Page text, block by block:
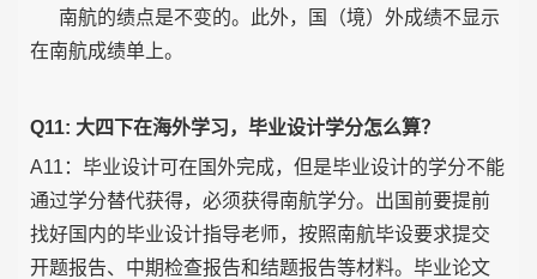
南航的绩点是不变的。此外，国（境）外成绩不显示
在南航成绩单上。
Q11: 大四下在海外学习，毕业设计学分怎么算？
A11：毕业设计可在国外完成，但是毕业设计的学分不能
通过学分替代获得，必须获得南航学分。出国前要提前
找好国内的毕业设计指导老师，按照南航毕设要求提交
开题报告、中期检查报告和结题报告等材料。毕业论文